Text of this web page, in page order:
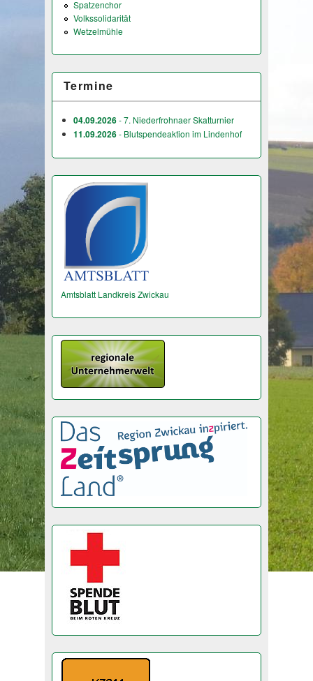
Spatzenchor
Volkssolidarität
Wetzelmühle
Termine
04.09.2026- 7. Niederfrohnaer Skatturnier
11.09.2026- Blutspendeaktion im Lindenhof
Amtsblatt Landkreis Zwickau